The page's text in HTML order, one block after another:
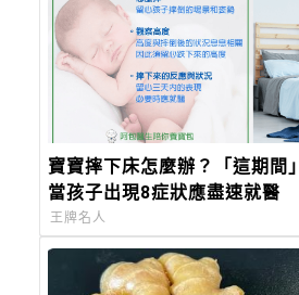
寶寶摔下床怎麼辦？「這期間
當孩子出現8症狀應盡速就醫
王牌名人